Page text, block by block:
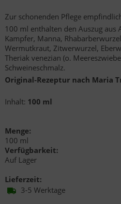
Zur schonenden Pflege
100 ml enthalten den Auszug aus
Kampfer, Manna,
Wermutkraut, Zitwerwurzel,
Theriak venezian (o.
Schweineschmalz.
Original-Rezeptur nach Maria
Inhalt: 100 ml
Menge:
100 ml
Verfügbarkeit:
Auf Lager
Lieferzeit:
3-5 Werktage